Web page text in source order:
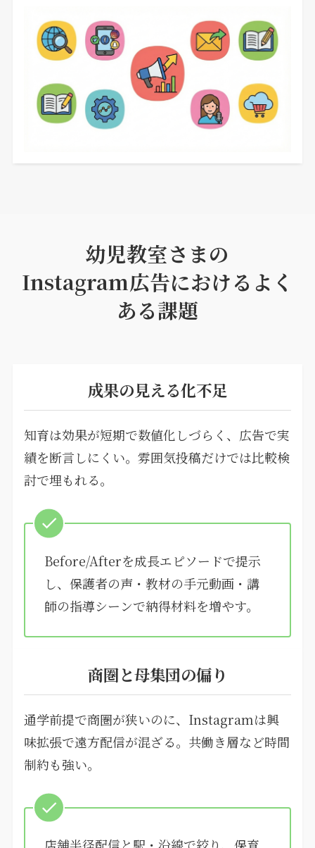
幼児教室さまの
Instagram広告におけるよく
ある課題
成果の見える化不足
知育は効果が短期で数値化しづらく、広告で実
績を断言しにくい。雰囲気投稿だけでは比較検
討で埋もれる。
Before/Afterを成長エピソードで提示
し、保護者の声・教材の手元動画・講
師の指導シーンで納得材料を増やす。
商圏と母集団の偏り
通学前提で商圏が狭いのに、Instagramは興
味拡張で遠方配信が混ざる。共働き層など時間
制約も強い。